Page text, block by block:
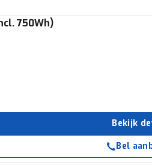
750Wh)
Bekijk
Bel